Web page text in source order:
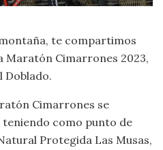
te compartimos
Maratón Cimarrones 2023,
Doblado.
Cimarrones se
como punto de
Protegida Las Musas,